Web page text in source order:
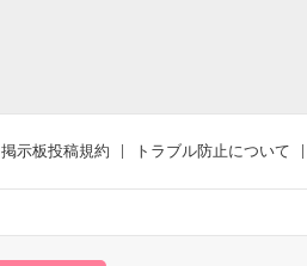
掲示板投稿規約 トラブル防止について